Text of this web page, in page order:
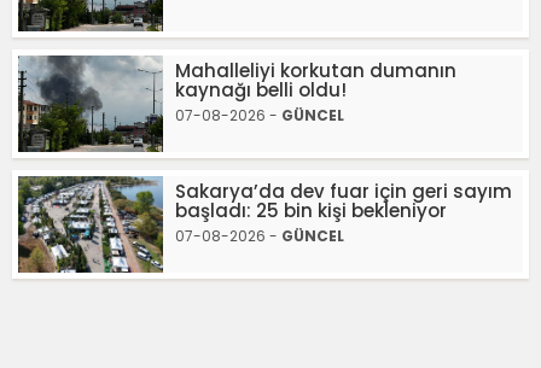
Mahalleliyi korkutan dumanın
kaynağı belli oldu!
07-08-2026 - GÜNCEL
Sakarya’da dev fuar için geri sayım
başladı: 25 bin kişi bekleniyor
07-08-2026 - GÜNCEL